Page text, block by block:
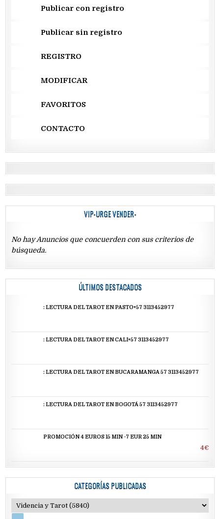
Publicar con registro
Publicar sin registro
REGISTRO
MODIFICAR
FAVORITOS
CONTACTO
VIP-URGE VENDER-
No hay Anuncios que concuerden con sus criterios de
búsqueda.
ÚLTIMOS DESTACADOS
: LECTURA DEL TAROT EN PASTO+57 3113452977
: LECTURA DEL TAROT EN CALI+57 3113452977
: LECTURA DEL TAROT EN BUCARAMANGA 57 3113452977
: LECTURA DEL TAROT EN BOGOTÁ 57 3113452977
PROMOCIÓN 4 EUROS 15 MIN -7 EUR 25 MIN
4€
CATEGORÍAS PUBLICADAS